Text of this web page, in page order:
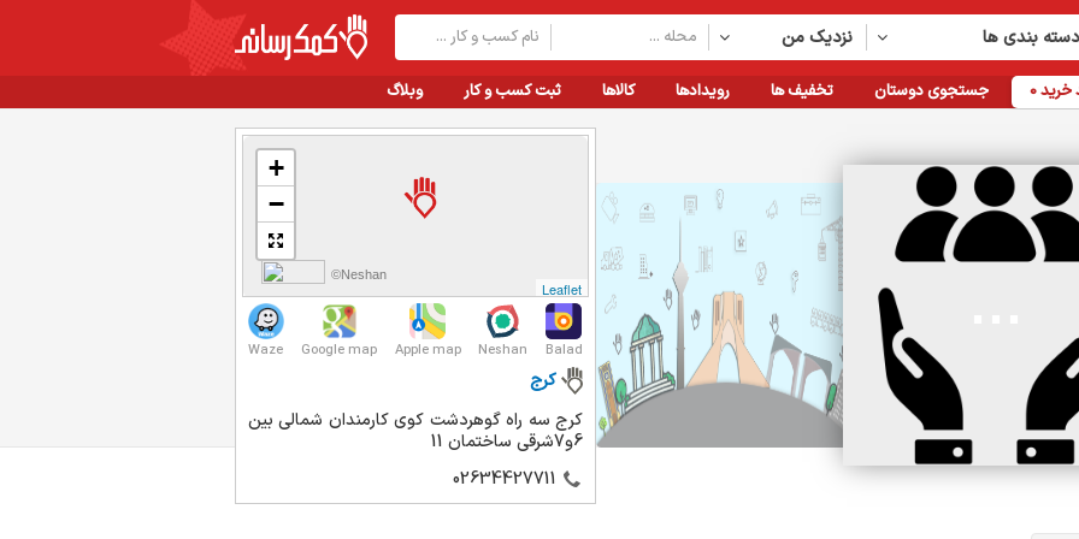
نزدیک من بندی ها
وبلاگ ثبت کسب و کار کالاها رویدادها تخفیف ها جستجوی دوستان خرید0
+
−
Leaflet
©Neshan
Balad
Neshan
Apple map
Google map
Waze
کرج
کرج سه راه گوهردشت کوی کارمندان شمالی بین
6و7شرقی ساختمان 11
02634427711